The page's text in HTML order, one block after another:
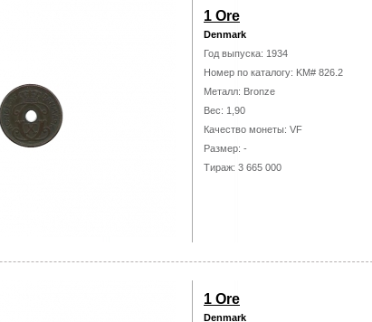
1 Ore
Denmark
Год выпуска: 1934
Номер по каталогу: KM# 826.2
Металл: Bronze
Вес: 1,90
Качество монеты: VF
Размер: -
Тираж: 3 665 000
1 Ore
Denmark